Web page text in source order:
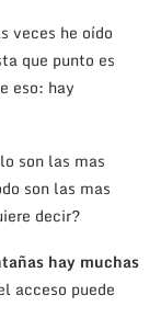
veces he oído
que punto es
eso: hay
son las mas
son las mas
decir?
hay muchas
acceso puede